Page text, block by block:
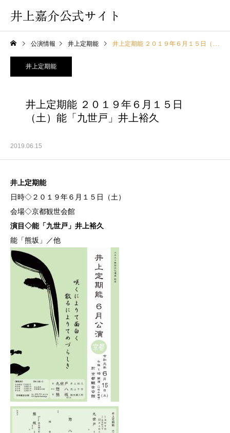
井上嘉介公式サイト
公演情報 井上定期能 井上定期能 ２０１９年６月１５日（土）能「九世戸」井上裕久
井上定期能
井上定期能 ２０１９年６月１５日
（土）能「九世戸」井上裕久
2019.06.15
井上定期能
日時◇２０１９年６月１５日（土）
会場◇京都観世会館
演目◇能「九世戸」井上裕久
能「熊坂」／他